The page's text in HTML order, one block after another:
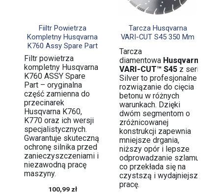
Szybki podgląd
Fiiltr Powietrza
Kompletny Husqvarna
K760 Assy Spare Part
Filtr powietrza
kompletny Husqvarna
K760 ASSY Spare
Part – oryginalna
część zamienna do
przecinarek
Husqvarna K760,
K770 oraz ich wersji
specjalistycznych.
Gwarantuje skuteczną
ochronę silnika przed
zanieczyszczeniami i
niezawodną pracę
maszyny.
100,99 zł
Szybki podgląd
Tarcza Husqvarna
VARI-CUT S45 350 Mm
Tarcza
diamentowa Husqvarna
VARI-CUT™ S45z serii
Silver to profesjonalne
rozwiązanie do cięcia
betonu w różnych
warunkach. Dzięki
dwóm segmentom o
zróżnicowanej
konstrukcji zapewnia
mniejsze drgania,
niższy opór i lepsze
odprowadzanie szlamu,
co przekłada się na
czystszą i wydajniejszą
pracę.